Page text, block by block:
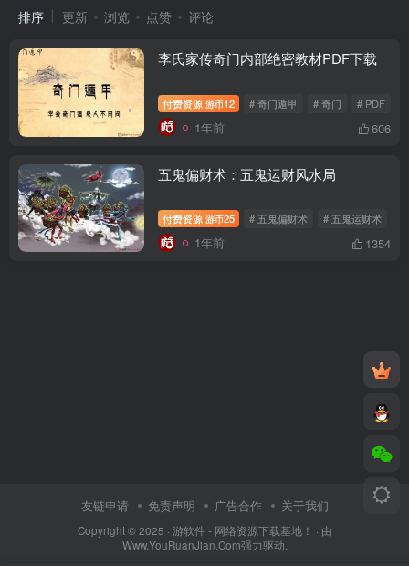
排序 更新 浏览 点赞 评论
李氏家传奇门内部绝密教材PDF下载
付费资源 游币12 # 奇门遁甲 # 奇门 # PDF
1年前 606
五鬼偏财术：五鬼运财风水局
付费资源 游币25 # 五鬼偏财术 # 五鬼运财术
1年前 1354
友链申请 免责声明 广告合作 关于我们
Copyright © 2025 · 游软件 - 网络资源下载基地！ · 由
Www.YouRuanJian.Com强力驱动.